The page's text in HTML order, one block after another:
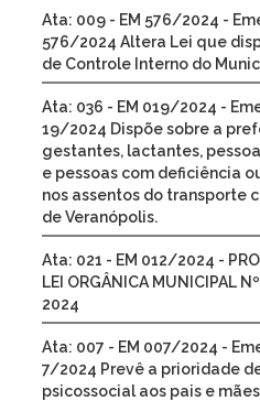
Ata: 009 - EM 576/2024 -
576/2024 Altera Lei que
de Controle Interno do
Ata: 036 - EM 019/2024 -
19/2024 Dispõe sobre a
gestantes, lactantes,
e pessoas com deficiência
nos assentos do transporte
de Veranópolis.
Ata: 021 - EM 012/2024 -
LEI ORGÂNICA MUNICIPAL
2024
Ata: 007 - EM 007/2024 -
7/2024 Prevê a prioridade
psicossocial aos pais e